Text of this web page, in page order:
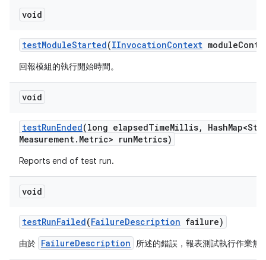
void
testModuleStarted(IInvocationContext module
回報模組的執行開始時間。
void
testRunEnded(long elapsedTimeMillis, Hash
Measurement. Metric> runMetrics)
Reports end of test run.
void
testRunFailed(FailureDescription failure)
由於 FailureDescription 所述的錯誤，報表測試執行作業無